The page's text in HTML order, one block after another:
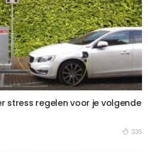
stress regelen voor je volgende
335